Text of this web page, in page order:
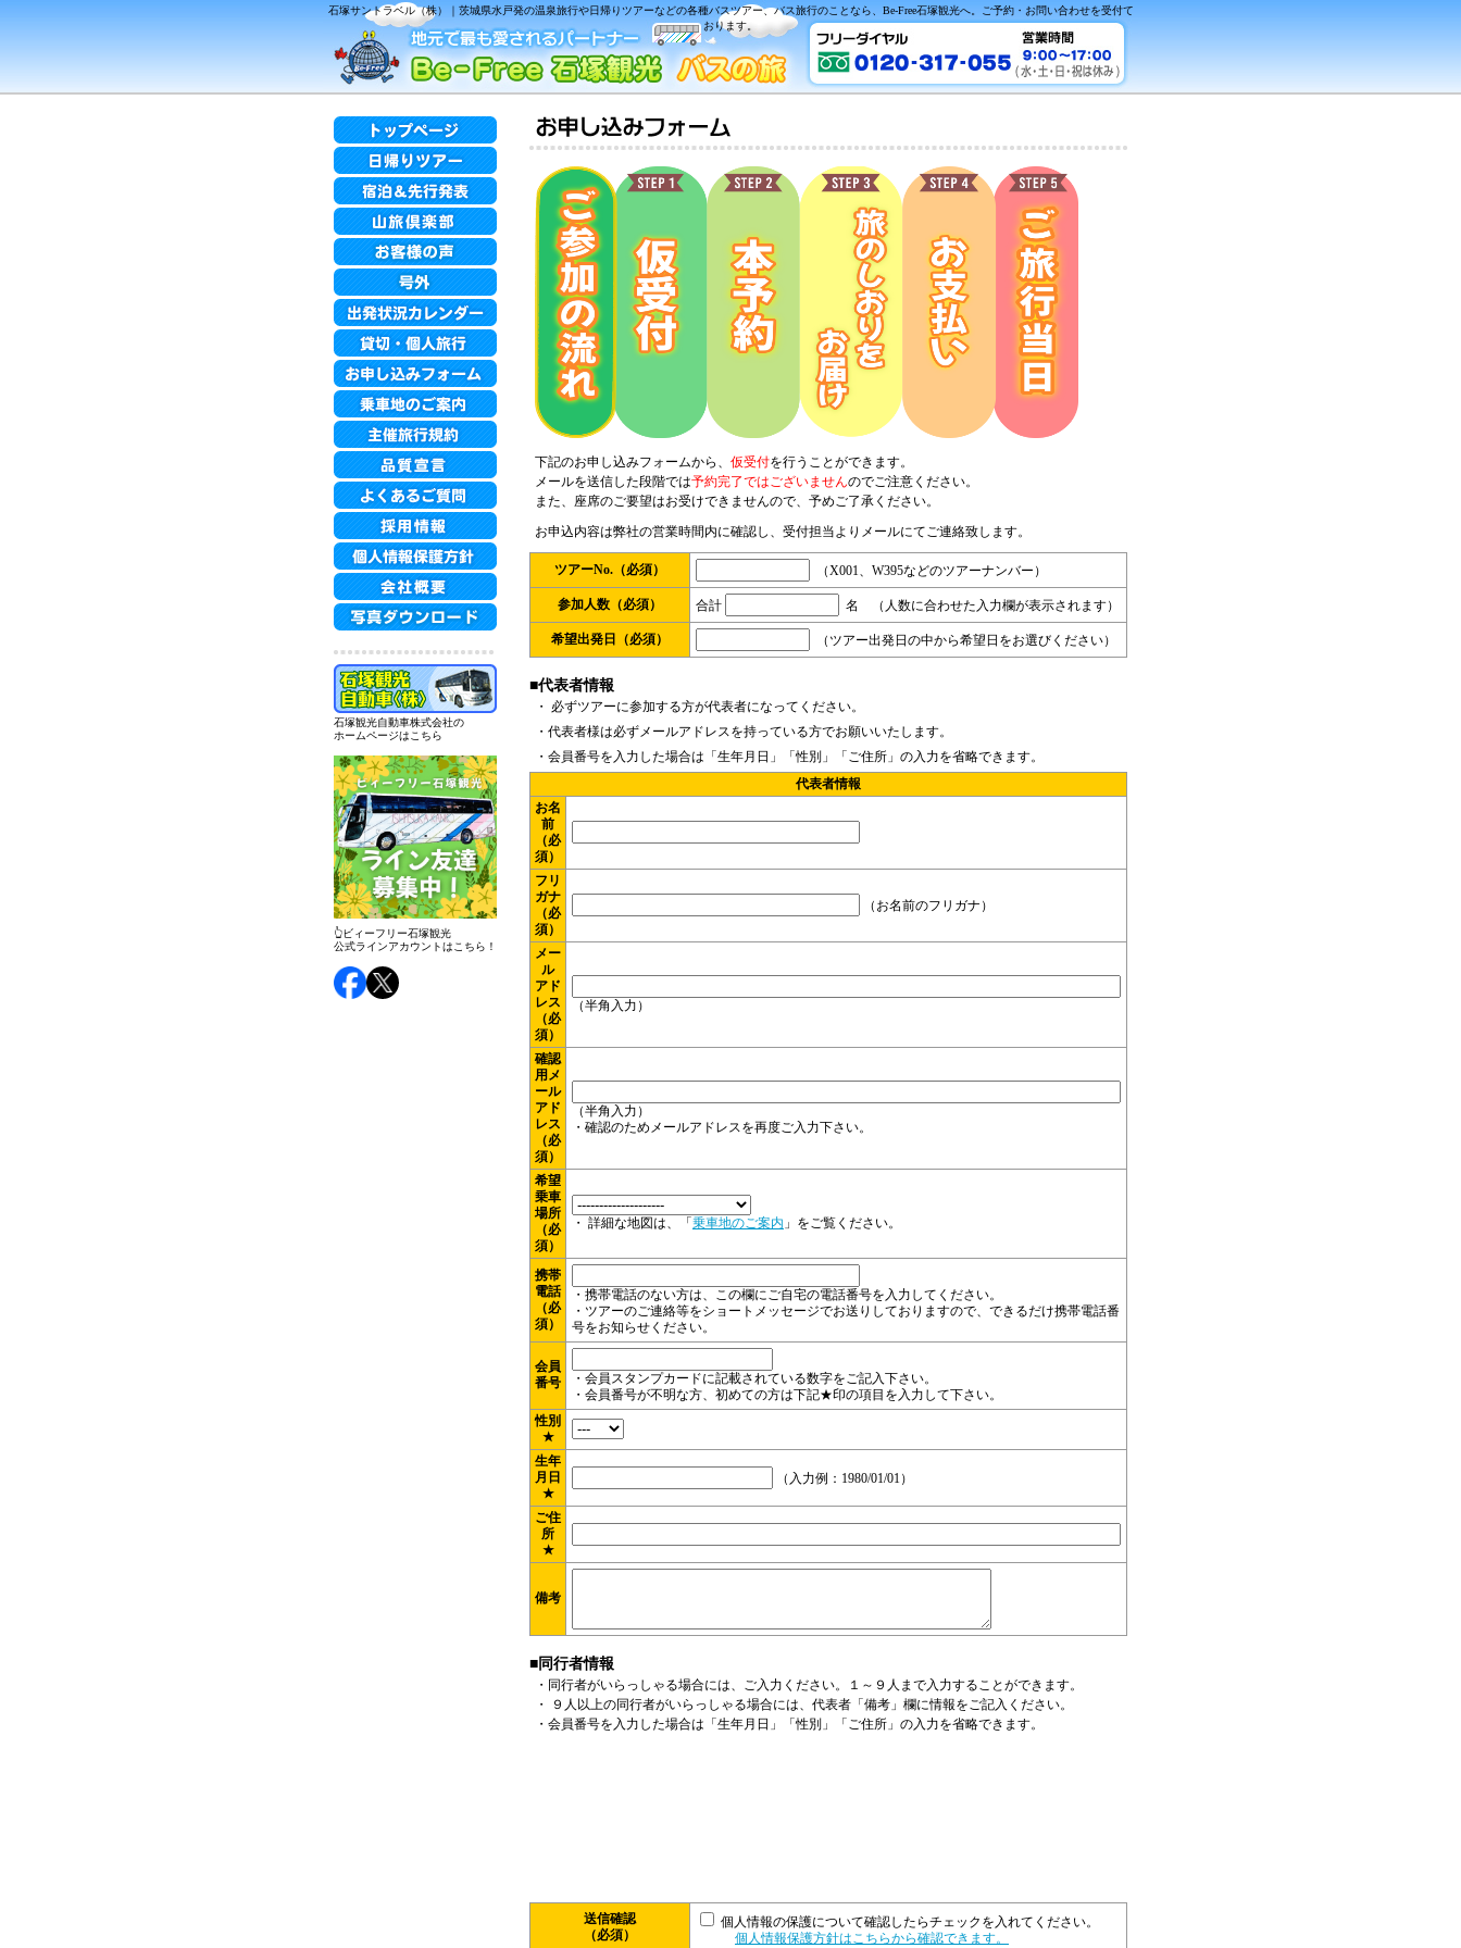
石塚サントラベル（株）｜茨城県水戸発の温泉旅行や日帰りツアーなどの各種バスツアー、バス旅行のことなら、Be-Free石塚観光へ。ご予約・お問い合わせを受付て
おります。
石塚観光自動車株式会社の
ホームページはこちら
👆ビィーフリー石塚観光
公式ラインアカウントはこちら！
下記のお申し込みフォームから、 仮受付を行うことができます。
メールを送信した段階では予約完了ではございませんのでご注意ください。
また、座席のご要望はお受けできませんので、予めご了承ください。
お申込内容は弊社の営業時間内に確認し、受付担当よりメールにてご連絡致します。
ツアーNo.（必須） （X001、W395などのツアーナンバー）
参加人数（必須） 合計 名 （人数に合わせた入力欄が表示されます）
希望出発日（必須） （ツアー出発日の中から希望日をお選びください）
■代表者情報
・ 必ずツアーに参加する方が代表者になってください。
・代表者様は必ずメールアドレスを持っている方でお願いいたします。
・会員番号を入力した場合は「生年月日」「性別」「ご住所」の入力を省略できます。
代表者情報
お名
前
（必
須）
フリ
ガナ
（必
須）
（お名前のフリガナ）
メー
ル
アド
レス
（必
須）
（半角入力）
確認
用メ
ール
アド
レス
（必
須）
（半角入力）
・確認のためメールアドレスを再度ご入力下さい。
希望
乗車
場所
（必
須）
・ 詳細な地図は、「 乗車地のご案内 」をご覧ください。
携帯
電話
（必
須）
・携帯電話のない方は、この欄にご自宅の電話番号を入力してください。
・ ツアーのご連絡等をショートメッセージでお送りしておりますので、できるだけ携帯電話番
号をお知らせください。
会員
番号
・会員スタンプカードに記載されている数字をご記入下さい。
・会員番号が不明な方、初めての方は下記★印の項目を入力して下さい。
性別
★
生年
月日
★
（入力例：1980/01/01）
ご住
所
★
備考
■同行者情報
・同行者がいらっしゃる場合には、ご入力ください。１～９人まで入力することができます。
・ ９人以上の同行者がいらっしゃる場合には、代表者「備考」欄に情報をご記入ください。
・会員番号を入力した場合は「生年月日」「性別」「ご住所」の入力を省略できます。
送信確認
（必須）
個人情報の保護について確認したらチェックを入れてください。
個人情報保護方針はこちらから確認できます。